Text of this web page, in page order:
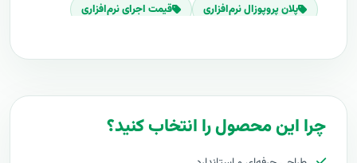
پلان پروپوزال نرم‌افزاری قیمت اجرای نرم‌افزاری
چرا این محصول را انتخاب کنید؟